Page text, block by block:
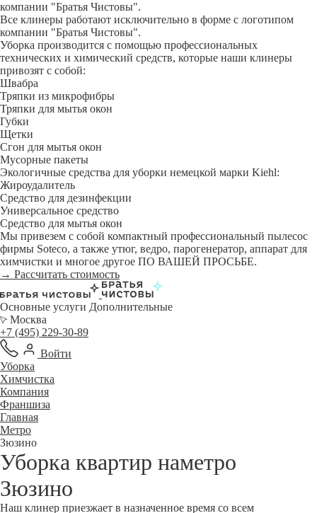
компании "Братья Чистовы".
Все клинеры работают исключительно в форме с логотипом
компании "Братья Чистовы".
Уборка производится с помощью профессиональных
технических и химический средств, которые наши клинеры
привозят с собой:
Швабра
Тряпки из микрофибры
Тряпки для мытья окон
Губки
Щетки
Сгон для мытья окон
Мусорные пакеты
Экологичные средства для уборки немецкой марки Kiehl:
Жироудалитель
Средство для дезинфекции
Универсальное средство
Средство для мытья окон
Мы привезем с собой компактный профессиональный пылесос
фирмы Soteco, а также утюг, ведро, парогенератор, аппарат для
химчистки и многое другое ПО ВАШЕЙ ПРОСЬБЕ.
→ Рассчитать стоимость
Основные услуги Дополнительные
Москва
+7 (495) 229-30-89
Войти
Уборка
Химчистка
Компания
Франшиза
Главная
Метро
Зюзино
Уборка квартир наметро
Зюзино
Наш клинер приезжает в назначенное время со всем